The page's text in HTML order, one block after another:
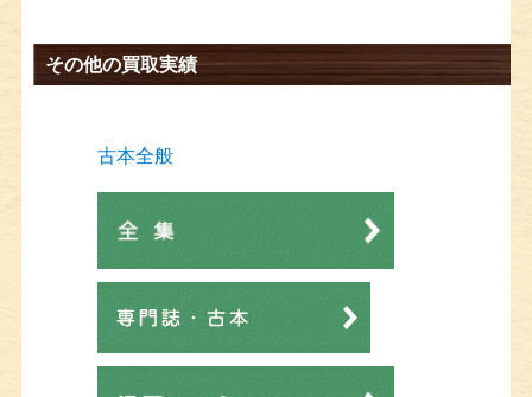
その他の買取実績
古本全般